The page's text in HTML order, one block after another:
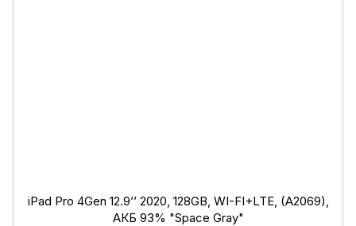
iPad Pro 4Gen 12.9’’ 2020, 128GB, WI-FI+LTE, (A2069),
АКБ 93% "Space Gray"